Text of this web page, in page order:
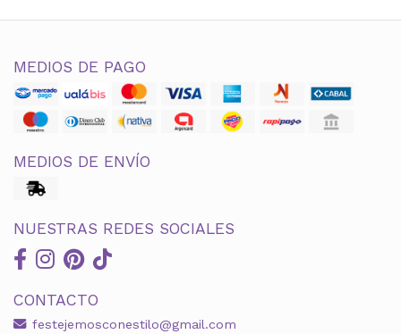
MEDIOS DE PAGO
MEDIOS DE ENVÍO
NUESTRAS REDES SOCIALES
CONTACTO
festejemosconestilo@gmail.com